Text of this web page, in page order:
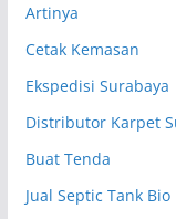
Artinya
Cetak Kemasan
Ekspedisi Surabaya
Distributor Karpet
Buat Tenda
Jual Septic Tank